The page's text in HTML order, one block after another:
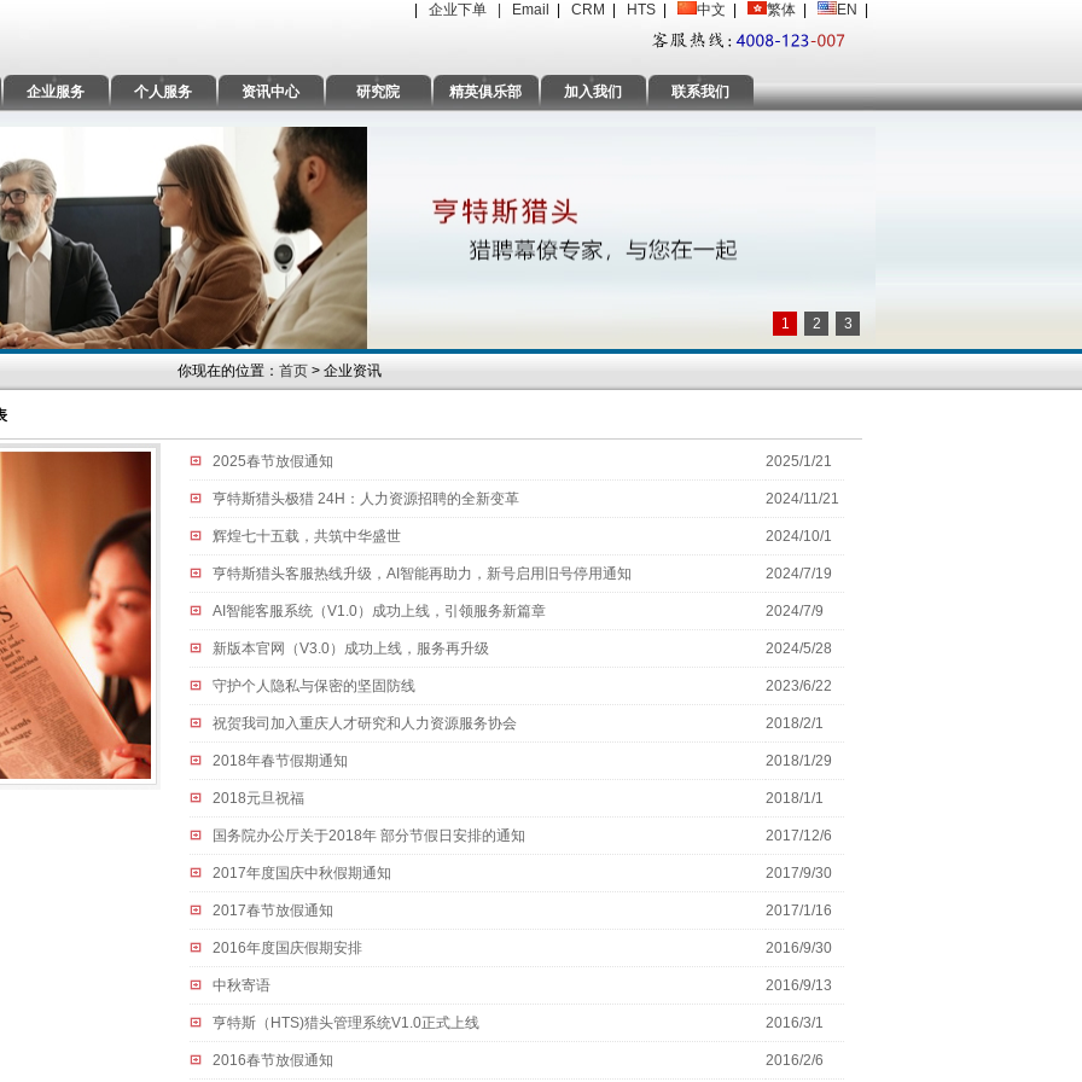
企业下单 | Email CRM HTS 中文 繁体 EN
企业服务 个人服务 资讯中心 研究院 精英俱乐部 加入我们 联系我们
1 2 3
你现在的位置： 首页 > 企业资讯
2025春节放假通知 2025/1/21
亨特斯猎头极猎 24H：人力资源招聘的全新变革 2024/11/21
辉煌七十五载，共筑中华盛世 2024/10/1
亨特斯猎头客服热线升级，AI智能再助力，新号启用旧号停用通知 2024/7/19
AI智能客服系统（V1.0）成功上线，引领服务新篇章 2024/7/9
新版本官网（V3.0）成功上线，服务再升级 2024/5/28
守护个人隐私与保密的坚固防线 2023/6/22
祝贺我司加入重庆人才研究和人力资源服务协会 2018/2/1
2018年春节假期通知 2018/1/29
2018元旦祝福 2018/1/1
国务院办公厅关于2018年 部分节假日安排的通知 2017/12/6
2017年度国庆中秋假期通知 2017/9/30
2017春节放假通知 2017/1/16
2016年度国庆假期安排 2016/9/30
中秋寄语 2016/9/13
亨特斯（HTS)猎头管理系统V1.0正式上线 2016/3/1
2016春节放假通知 2016/2/6